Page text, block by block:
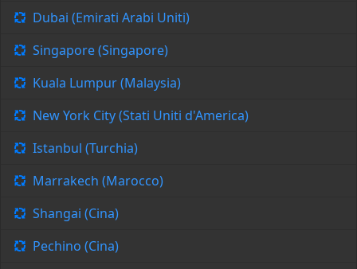
Dubai (Emirati Arabi Uniti)
Singapore (Singapore)
Kuala Lumpur (Malaysia)
New York City (Stati Uniti d'America)
Istanbul (Turchia)
Marrakech (Marocco)
Shangai (Cina)
Pechino (Cina)